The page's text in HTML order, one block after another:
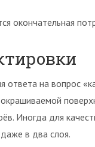
окончательная
ответа на вопрос
Иногда для
в два слоя.